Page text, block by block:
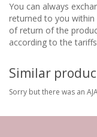
You can always
returned to you within
of return of the
according to the
Similar
Sorry but there was an